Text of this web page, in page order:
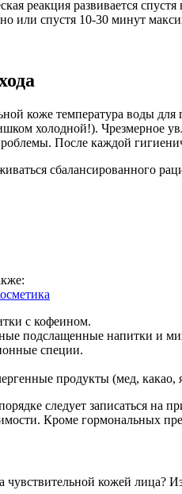
реакция развивается
или спустя 10-30 минут
коже температура воды для
холодной!). Чрезмерное
После каждой
сбалансированного
с кофеином.
подслащенные напитки и
специи.
продукты (мед,
следует записаться на
Кроме гормональных
чувствительной кожей лица?